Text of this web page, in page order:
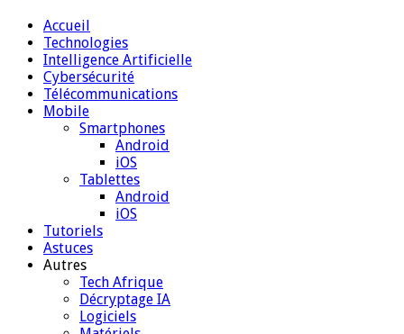
Accueil
Technologies
Intelligence Artificielle
Cybersécurité
Télécommunications
Mobile
Smartphones
Android
iOS
Tablettes
Android
iOS
Tutoriels
Astuces
Autres
Tech Afrique
Décryptage IA
Logiciels